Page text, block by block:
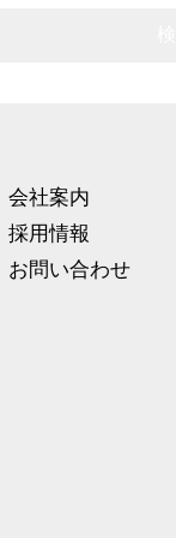
会社案内
採用情報
お問い合わせ